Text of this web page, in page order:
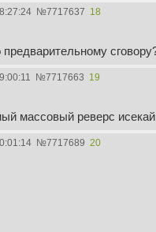
№7717637 18
№7717663 19
массовый реверс
№7717689 20